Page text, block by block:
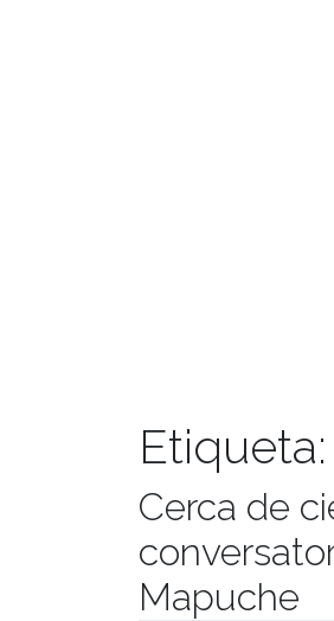
Etiqueta:
Cerca de
Mapuche